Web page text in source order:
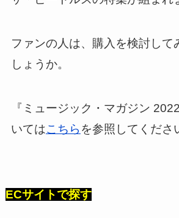
ファンの人は、購入を検討して
しょうか。
『ミュージック・マガジン
いてはこちら を参照してくださ
ECサイトで探す